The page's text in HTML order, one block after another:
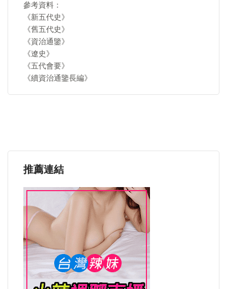
參考資料：
《新五代史》
《舊五代史》
《資治通鑒》
《遼史》
《五代會要》
《續資治通鑒長編》
推薦連結